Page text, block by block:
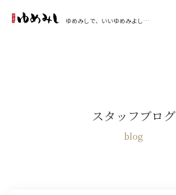
ゆめみしで、いいゆめみよし…
スタッフブログ
blog